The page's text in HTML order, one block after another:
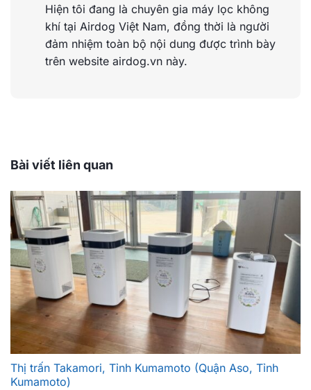
Hiện tôi đang là chuyên gia máy lọc không
khí tại Airdog Việt Nam, đồng thời là người
đảm nhiệm toàn bộ nội dung được trình bày
trên website airdog.vn này.
Bài viết liên quan
Thị trấn Takamori, Tỉnh Kumamoto (Quận Aso, Tỉnh
Kumamoto)